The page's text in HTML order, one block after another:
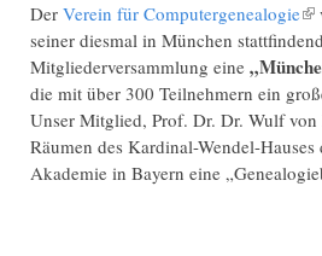
Der Verein für Computergenealogie
seiner diesmal in München
Mitgliederversammlung eine
die mit über 300 Teilnehmern ein
Unser Mitglied, Prof. Dr. Dr. Wulf von
Räumen des Kardinal-Wendel-
Akademie in Bayern eine